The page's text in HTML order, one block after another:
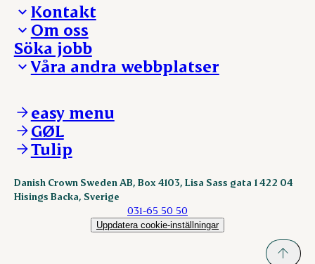
Kontakt
Presskontakt – För dig som är journalist
Reklamation
Visselblåsning
Om oss
Vi tar ledningen
Våra ställen
Söka jobb
Våra andra webbplatser
ESS-FOOD.com
KLS.se
nordicspoor.com
sokolow.pl
easy menu
GØL
Tulip
Danish Crown Sweden AB, Box 4103, Lisa Sass gata 1 422 04
Hisings Backa, Sverige
031-65 50 50
Uppdatera cookie-inställningar